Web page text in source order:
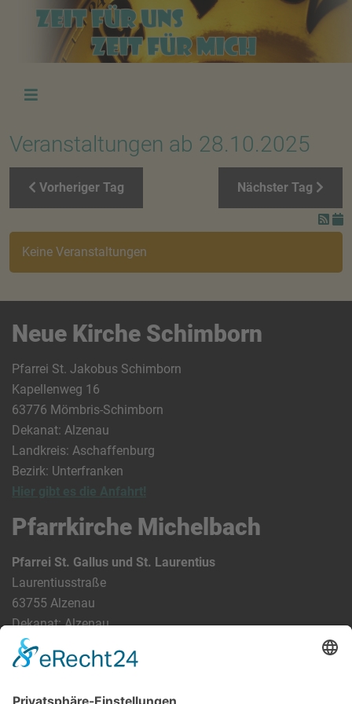
Veranstaltungen ab 28.10.2025
Vorheriger Tag Nächster Tag
Keine Veranstaltungen
Neue Kirche Schimborn
Pfarrei St. Jakobus Schimborn
Kapellenweg 16
63776 Mömbris-Schimborn
Dekanat: Alzenau
Landkreis: Aschaffenburg
Bezirk: Unterfranken
Pfarrkirche Michelbach
Pfarrei St. Gallus und St. Laurentius
Laurentiusstraße
63755 Alzenau
Dekanat: Alzenau
Landkreis: Aschaffenburg
Bezirk: Unterfranken